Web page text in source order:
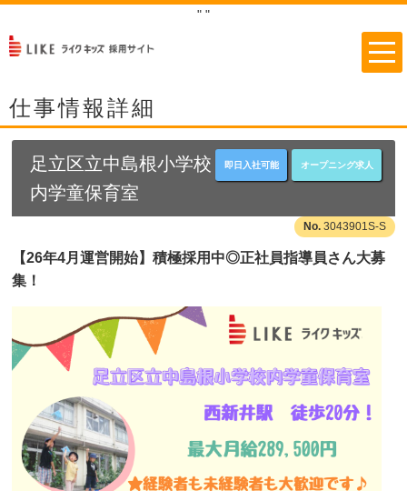
" "
仕事情報詳細
オープニング求人
即日入社可能
足立区立中島根小学校
内学童保育室
3043901S-S
【26年4月運営開始】積極採用中◎正社員指導員さん大募
集！